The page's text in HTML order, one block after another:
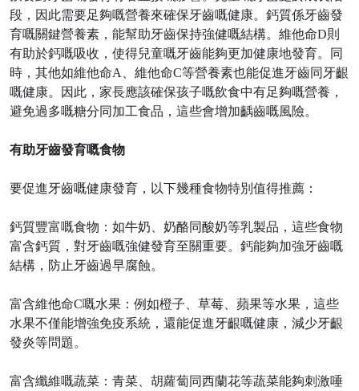
段，因此需要足夠嘅營養來確保牙齒嘅健康。鈣質係牙齒發
育嘅關鍵營養素，能幫助牙齒保持強健嘅結構。維他命D則
有助於鈣嘅吸收，使得兒童嘅牙齒能夠更加健康地發育。同
時，其他如維他命A、維他命C等營養素也能促進牙齒同牙齦
嘅健康。因此，家長應該確保孩子嘅飲食中有足夠嘅營養，
避免過多嘅糖分同加工食品，這些會增加齲齒嘅風險。
有助牙齒發育嘅食物
要促進牙齒嘅健康發育，以下幾種食物特別值得推薦：
鈣質豐富嘅食物：如牛奶、奶酪同酸奶等乳製品，這些食物
富含鈣質，對牙齒嘅強健發育至關重要。鈣能夠加強牙齒嘅
結構，防止牙齒過早腐蝕。
富含維他命C嘅水果：例如橙子、草莓、蘋果等水果，這些
水果不僅能增強免疫系統，還能促進牙齦嘅健康，減少牙齦
發炎等問題。
富含纖維嘅蔬菜：青菜、胡蘿蔔同西蘭花等蔬菜能夠刺激唾